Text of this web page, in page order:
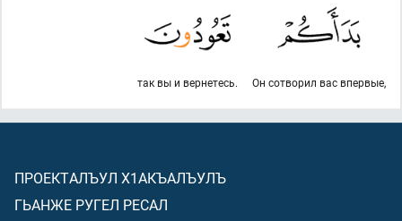
Он сотворил вас впервые,
так вы и вернетесь.
ПРОЕКТАЛЪУЛ Х1АКЪАЛЪУЛЪ
ГЬАНЖЕ РУГЕЛ РЕСАЛ